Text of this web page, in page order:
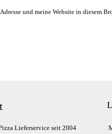
und meine Website in diesem
Lieferservice seit 2004